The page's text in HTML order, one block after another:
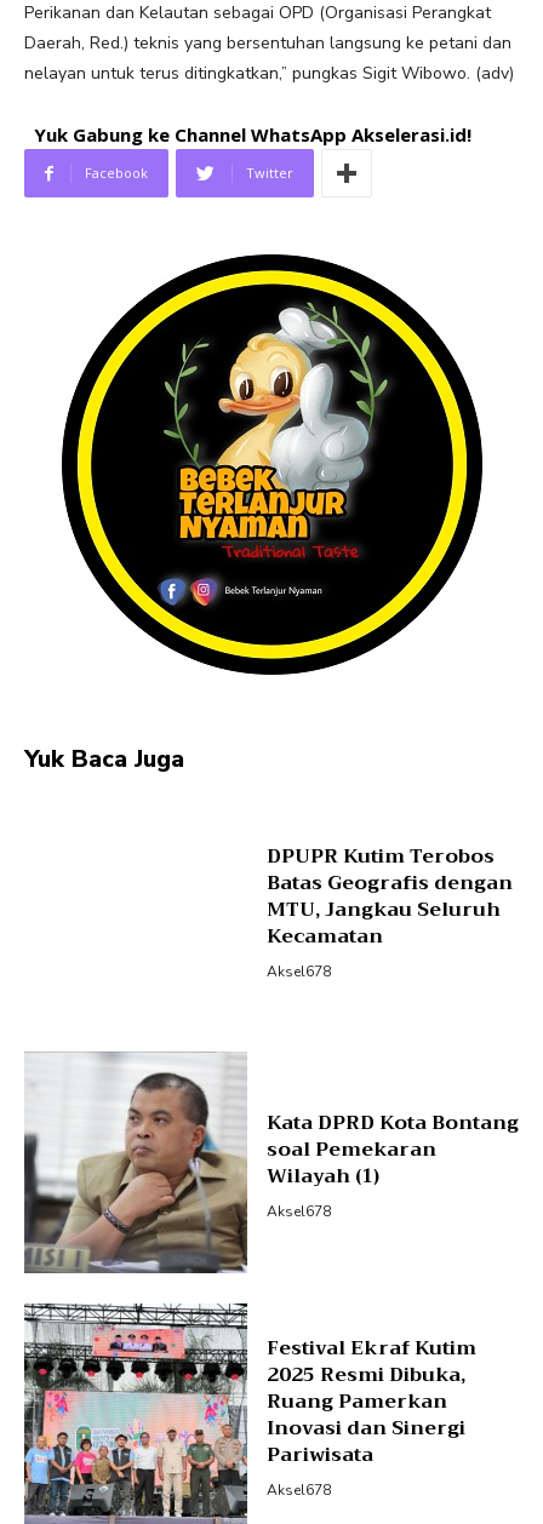
Perikanan dan Kelautan sebagai OPD (Organisasi Perangkat
Daerah, Red.) teknis yang bersentuhan langsung ke petani dan
nelayan untuk terus ditingkatkan,” pungkas Sigit Wibowo. (adv)
Yuk Gabung ke Channel WhatsApp Akselerasi.id!
Facebook Twitter
Yuk Baca Juga
DPUPR Kutim Terobos
Batas Geografis dengan
MTU, Jangkau Seluruh
Kecamatan
Aksel678
Kata DPRD Kota Bontang
soal Pemekaran
Wilayah (1)
Aksel678
Festival Ekraf Kutim
2025 Resmi Dibuka,
Ruang Pamerkan
Inovasi dan Sinergi
Pariwisata
Aksel678